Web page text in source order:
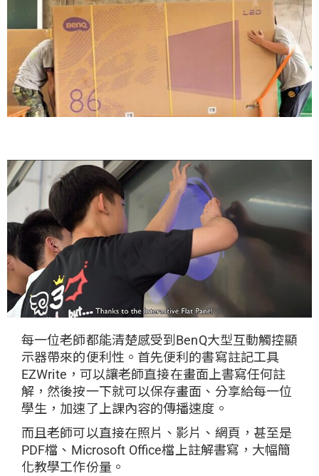
每一位老師都能清楚感受到BenQ大型互動觸控顯
示器帶來的便利性。首先便利的書寫註記工具
EZWrite，可以讓老師直接在畫面上書寫任何註
解，然後按一下就可以保存畫面、分享給每一位
學生，加速了上課內容的傳播速度。
而且老師可以直接在照片、影片、網頁，甚至是
PDF檔、Microsoft Office檔上註解書寫，大幅簡
化教學工作份量。